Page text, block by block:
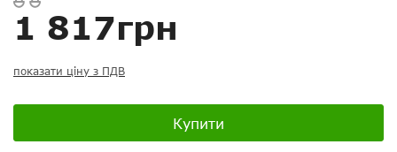
1 817грн
показати ціну з ПДВ
Купити
Ваш відгук: